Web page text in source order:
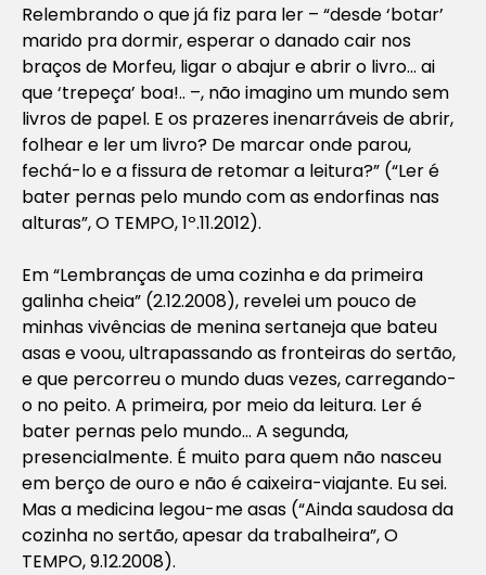
Relembrando o que já fiz para ler – “desde ‘botar’
marido pra dormir, esperar o danado cair nos
braços de Morfeu, ligar o abajur e abrir o livro… ai
que ‘trepeça’ boa!.. –, não imagino um mundo sem
livros de papel. E os prazeres inenarráveis de abrir,
folhear e ler um livro? De marcar onde parou,
fechá-lo e a fissura de retomar a leitura?” (“Ler é
bater pernas pelo mundo com as endorfinas nas
alturas”, O TEMPO, 1º.11.2012).
Em “Lembranças de uma cozinha e da primeira
galinha cheia” (2.12.2008), revelei um pouco de
minhas vivências de menina sertaneja que bateu
asas e voou, ultrapassando as fronteiras do sertão,
e que percorreu o mundo duas vezes, carregando-
o no peito. A primeira, por meio da leitura. Ler é
bater pernas pelo mundo… A segunda,
presencialmente. É muito para quem não nasceu
em berço de ouro e não é caixeira-viajante. Eu sei.
Mas a medicina legou-me asas (“Ainda saudosa da
cozinha no sertão, apesar da trabalheira”, O
TEMPO, 9.12.2008).